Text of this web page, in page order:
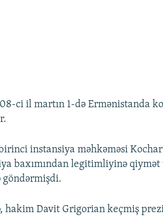
ci il martın 1-də Ermənistanda
instansiya məhkəməsi
baxımından legitimliyinə
göndərmişdi.
hakim Davit Grigorian keçmiş